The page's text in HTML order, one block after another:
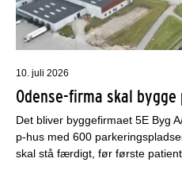
10. juli 2026
Odense-firma skal
Det bliver byggefirmaet 5E Byg
p-hus med 600
skal stå færdigt, før første